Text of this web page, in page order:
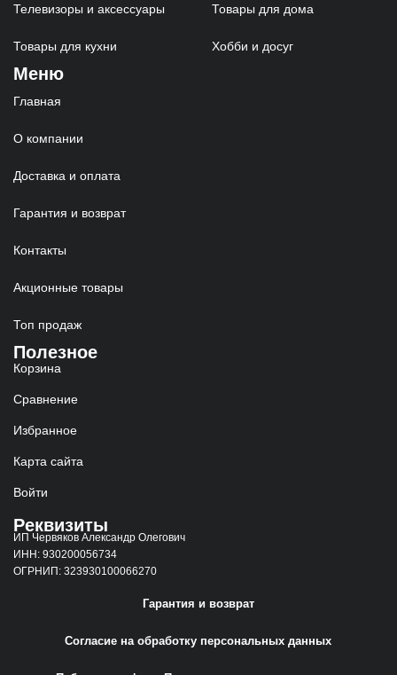
Телевизоры и аксессуары Товары для дома
Товары для кухни Хобби и досуг
Меню
Главная
О компании
Доставка и оплата
Гарантия и возврат
Контакты
Акционные товары
Топ продаж
Полезное
Корзина
Сравнение
Избранное
Карта сайта
Войти
Реквизиты
ИП Червяков Александр Олегович
ИНН: 930200056734
ОГРНИП: 323930100066270
Гарантия и возврат
Согласие на обработку персональных данных